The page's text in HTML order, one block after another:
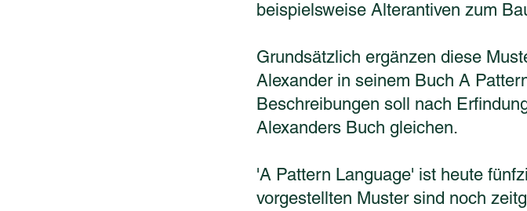
beispielsweise Alterantiven zum
Grundsätzlich ergänzen diese
Alexander in seinem Buch A
Beschreibungen soll nach
Alexanders Buch gleichen.
'A Pattern Language' ist heute
vorgestellten Muster sind noch